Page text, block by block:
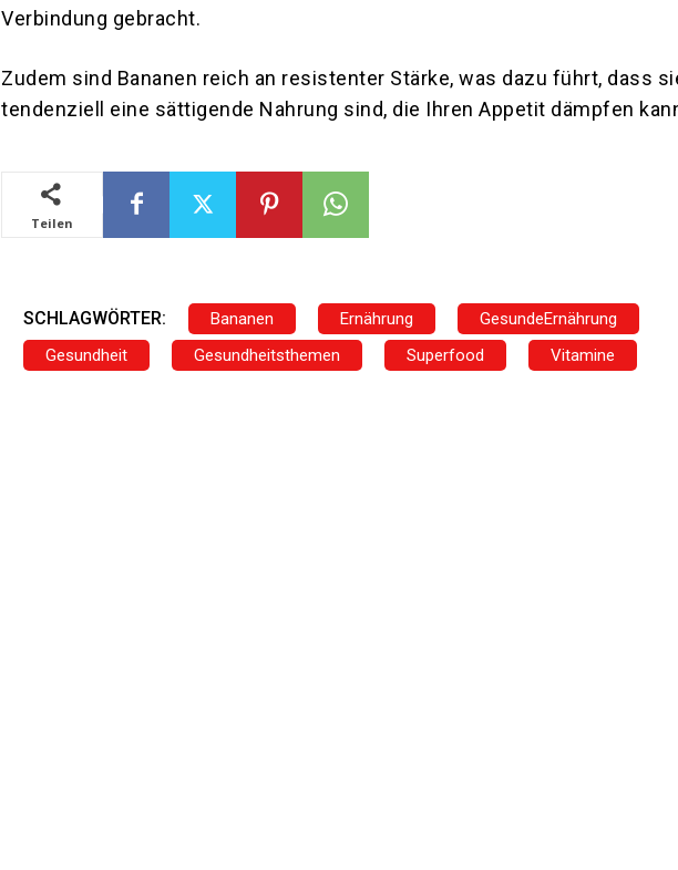
Verbindung gebracht.
Zudem sind Bananen reich an resistenter Stärke, was dazu führt, dass
tendenziell eine sättigende Nahrung sind, die Ihren Appetit dämpfen
Teilen
SCHLAGWÖRTER: Bananen Ernährung
GesundeErnährung
Gesundheit
Gesundheitsthemen Superfood Vitamine